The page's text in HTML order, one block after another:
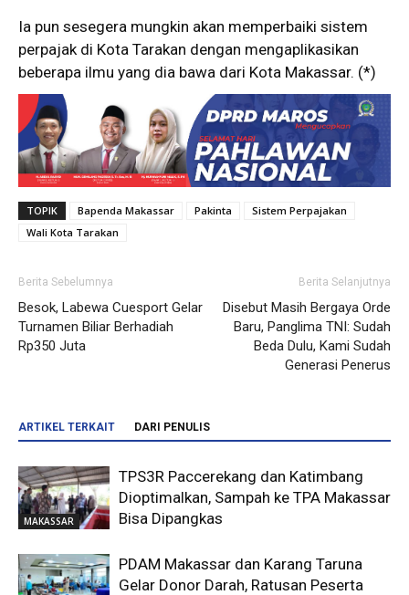
Ia pun sesegera mungkin akan memperbaiki sistem
perpajak di Kota Tarakan dengan mengaplikasikan
beberapa ilmu yang dia bawa dari Kota Makassar. (*)
TOPIK Bapenda Makassar Pakinta
Sistem Perpajakan
Wali Kota Tarakan
Berita Sebelumnya
Besok, Labewa Cuesport Gelar
Turnamen Biliar Berhadiah
Rp350 Juta
Berita Selanjutnya
Disebut Masih Bergaya Orde
Baru, Panglima TNI: Sudah
Beda Dulu, Kami Sudah
Generasi Penerus
ARTIKEL TERKAIT DARI PENULIS
MAKASSAR
TPS3R Paccerekang dan Katimbang
Dioptimalkan, Sampah ke TPA Makassar
Bisa Dipangkas
PDAM Makassar dan Karang Taruna
Gelar Donor Darah, Ratusan Peserta